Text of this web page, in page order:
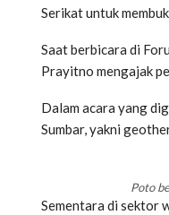
Serikat untuk
Saat berbicara di
Prayitno mengajak
Dalam acara yang
Sumbar, yakni
Poto
Sementara di sektor